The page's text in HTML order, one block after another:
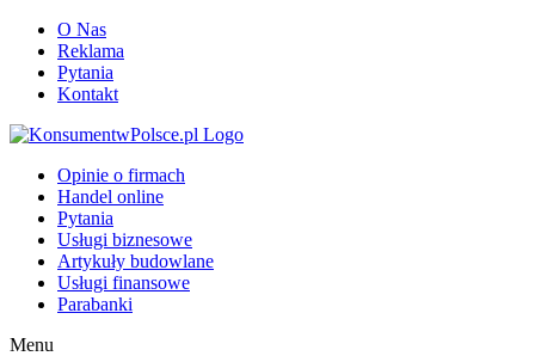
O Nas
Reklama
Pytania
Kontakt
Opinie o firmach
Handel online
Pytania
Usługi biznesowe
Artykuły budowlane
Usługi finansowe
Parabanki
Menu